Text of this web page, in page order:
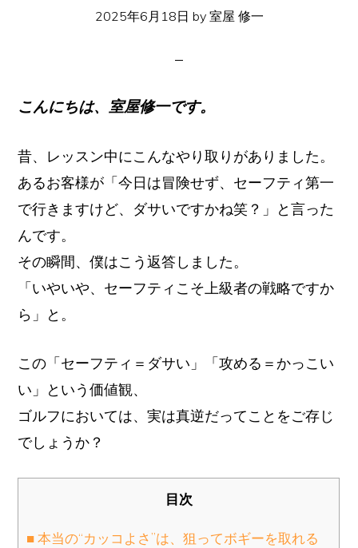
2025年6月18日 by 室屋 修一
こんにちは、室屋修一です。
昔、レッスン中にこんなやり取りがありました。
あるお客様が「今日は冒険せず、セーフティ第一
で行きますけど、ダサいですかね笑？」と言った
んです。
その瞬間、僕はこう返答しました。
「いやいや、セーフティこそ上級者の戦略ですか
ら」と。
この「セーフティ＝ダサい」「攻める＝かっこい
い」という価値観、
ゴルフにおいては、実は真逆だってことをご存じ
でしょうか？
目次
■ 本当の“カッコよさ”は、狙ってボギーを取れる